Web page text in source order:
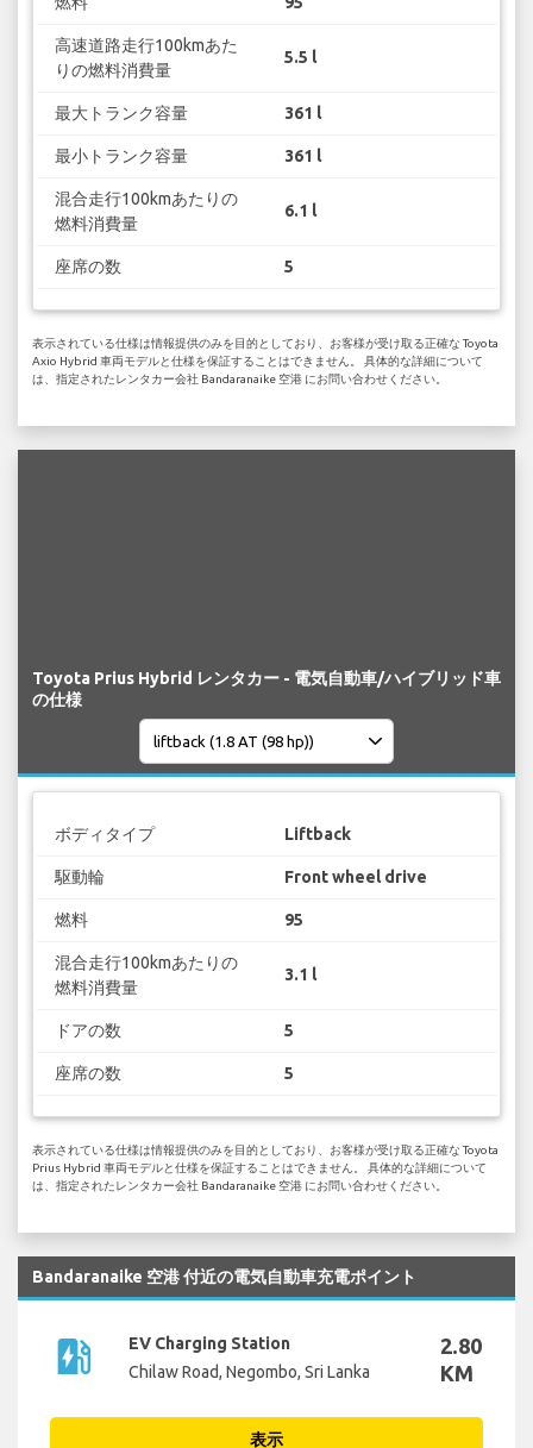
高速道路走行100kmあた
りの燃料消費量
5.5 l
最大トランク容量 361 l
最小トランク容量 361 l
混合走行100kmあたりの
燃料消費量
6.1 l
座席の数 5
表示されている仕様は情報提供のみを目的としており、お客様が受け取る正確な Toyota
Axio Hybrid 車両モデルと仕様を保証することはできません。 具体的な詳細について
は、指定されたレンタカー会社 Bandaranaike 空港 にお問い合わせください。
Toyota Prius Hybrid レンタカー - 電気自動車/ハイブリッド車
の仕様
ボディタイプ Liftback
駆動輪 Front wheel drive
燃料 95
混合走行100kmあたりの
燃料消費量
3.1 l
ドアの数 5
座席の数 5
表示されている仕様は情報提供のみを目的としており、お客様が受け取る正確な Toyota
Prius Hybrid 車両モデルと仕様を保証することはできません。 具体的な詳細について
は、指定されたレンタカー会社 Bandaranaike 空港 にお問い合わせください。
Bandaranaike 空港 付近の電気自動車充電ポイント
ev_station
EV Charging Station
Chilaw Road, Negombo, Sri Lanka
2.80
KM
表示